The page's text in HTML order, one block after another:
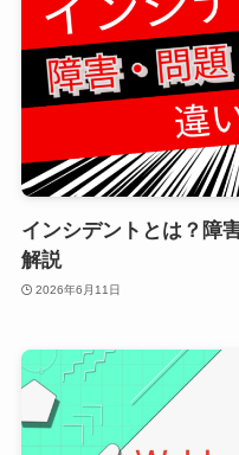
インシデントとは？障
解説
2026年6月11日